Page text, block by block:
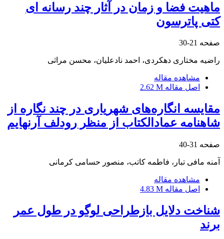
ماهیت فضا و زمان در آثار چند رسانه ای
کتی پاترسون
صفحه 21-30
راضیه مختاری دهکردی، احمد نادعلیان، محسن مراثی
مشاهده مقاله
اصل مقاله 2.62 M
مقایسه انگاره‌های شهریاری در چند نگاره از
شاهنامه عمادالکتاب از منظر رودلف آرنهایم
صفحه 31-40
آمنه مافی تبار، فاطمه کاتب، منصور حسامی کرمانی
مشاهده مقاله
اصل مقاله 4.83 M
شناخت دلایل بازطراحی لوگو در طول عمر
برند